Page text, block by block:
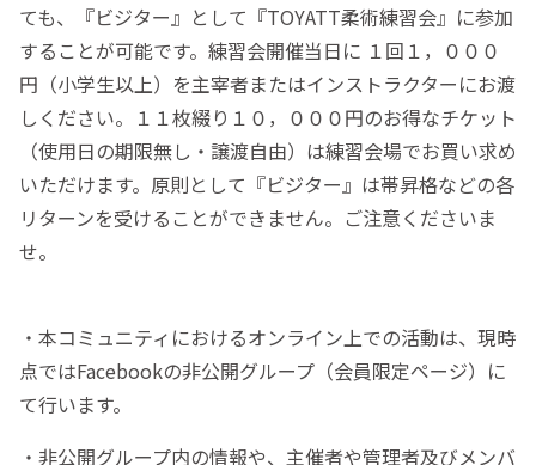
ても、『ビジター』として『TOYATT柔術練習会』に参加
することが可能です。練習会開催当日に １回１，０００
円（小学生以上）を主宰者またはインストラクターにお渡
しください。１１枚綴り１０，０００円のお得なチケット
（使用日の期限無し・譲渡自由）は練習会場でお買い求め
いただけます。原則として『ビジター』は帯昇格などの各
リターンを受けることができません。ご注意くださいま
せ。
・本コミュニティにおけるオンライン上での活動は、現時
点ではFacebookの非公開グループ（会員限定ページ）に
て行います。
・非公開グループ内の情報や、主催者や管理者及びメンバ